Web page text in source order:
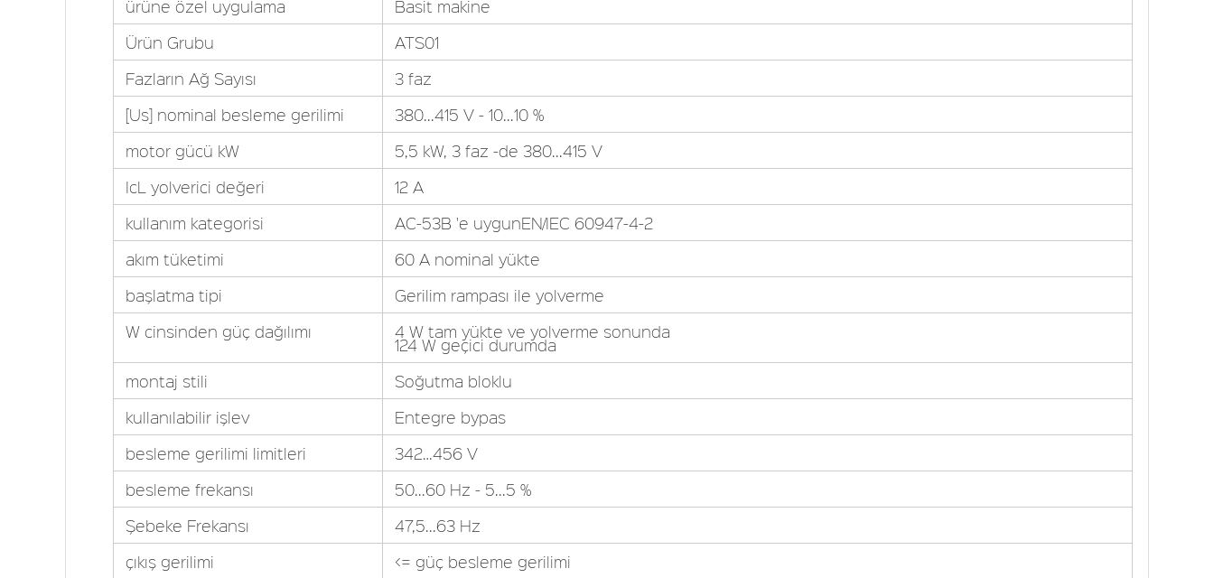
ürüne özel uygulama
Basit makine
Ürün Grubu
ATS01
Fazların Ağ Sayısı
3 faz
[Us] nominal besleme gerilimi
380...415 V - 10...10 %
motor gücü kW
5,5 kW, 3 faz -de 380...415 V
IcL yolverici değeri
12 A
kullanım kategorisi
AC-53B 'e uygunEN/IEC 60947-4-2
akım tüketimi
60 A nominal yükte
başlatma tipi
Gerilim rampası ile yolverme
W cinsinden güç dağılımı
4 W tam yükte ve yolverme sonunda
124 W geçici durumda
montaj stili
Soğutma bloklu
kullanılabilir işlev
Entegre bypas
besleme gerilimi limitleri
342…456 V
besleme frekansı
50...60 Hz - 5...5 %
Şebeke Frekansı
47,5...63 Hz
çıkış gerilimi
<= güç besleme gerilimi